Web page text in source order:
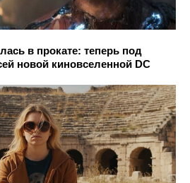
в прокате: теперь под
новой киновселенной DC